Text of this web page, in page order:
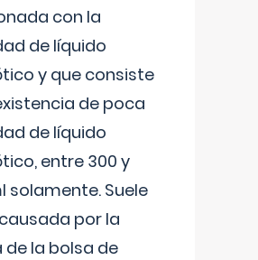
con la
de líquido
y que consiste
de poca
de líquido
entre 300 y
solamente. Suele
por la
la bolsa de